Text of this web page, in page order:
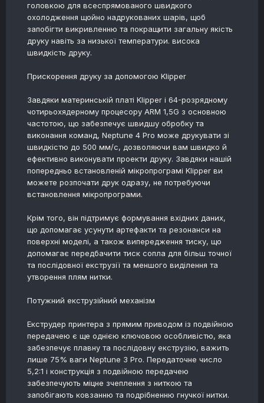
головкою для всеспрямованого швидкого
охолодження щойно надрукованих шарів, щоб
запобігти викривленню та покращити загальну якість
друку навіть за низької температури. висока
швидкість друку.
Прискорення друку за допомогою Klipper
Завдяки материнській платі Klipper і 64-розрядному
чотирьохядерному процесору ARM 1,5G з основною
частотою, що забезпечує швидшу обробку та
виконання команд, Neptune 4 Pro може друкувати зі
швидкістю до 500 мм/с, дозволяючи вам швидко й
ефективно виконувати проекти друку. Завдяки нашій
попередньо встановленій мікропрограмі Klipper ви
можете розпочати друк одразу, не потребуючи
встановлення мікропрограми.
Крім того, він підтримує формування вхідних даних,
що допомагає усунути артефакти та резонанси на
поверхні моделі, а також випередження тиску, що
допомагає передбачити тиск сопла для більш точної
та послідовної екструзії та меншого виділення та
утворення плям нитки.
Потужний екструзійний механізм
Екструдер принтера з прямим приводом із подвійною
передачею є ще однією ключовою особливістю, яка
забезпечує плавну та послідовну екструзію, важить
лише 75% ваги Neptune 3 Pro. Передаточне число
5,2:1 і конструкція з подвійною передачею
забезпечують міцне зчеплення з ниткою та
запобігають ковзанню та подрібненню гнучкої нитки.